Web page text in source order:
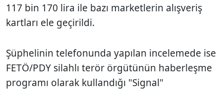
117 bin 170 lira ile bazı marketlerin alışveriş
kartları ele geçirildi.
Şüphelinin telefonunda yapılan incelemede ise
FETÖ/PDY silahlı terör örgütünün haberleşme
programı olarak kullandığı "Signal"